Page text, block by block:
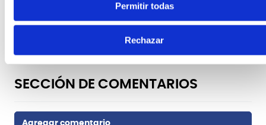
Permitir todas
Rechazar
Agarre ergonómico de madera
Tipo